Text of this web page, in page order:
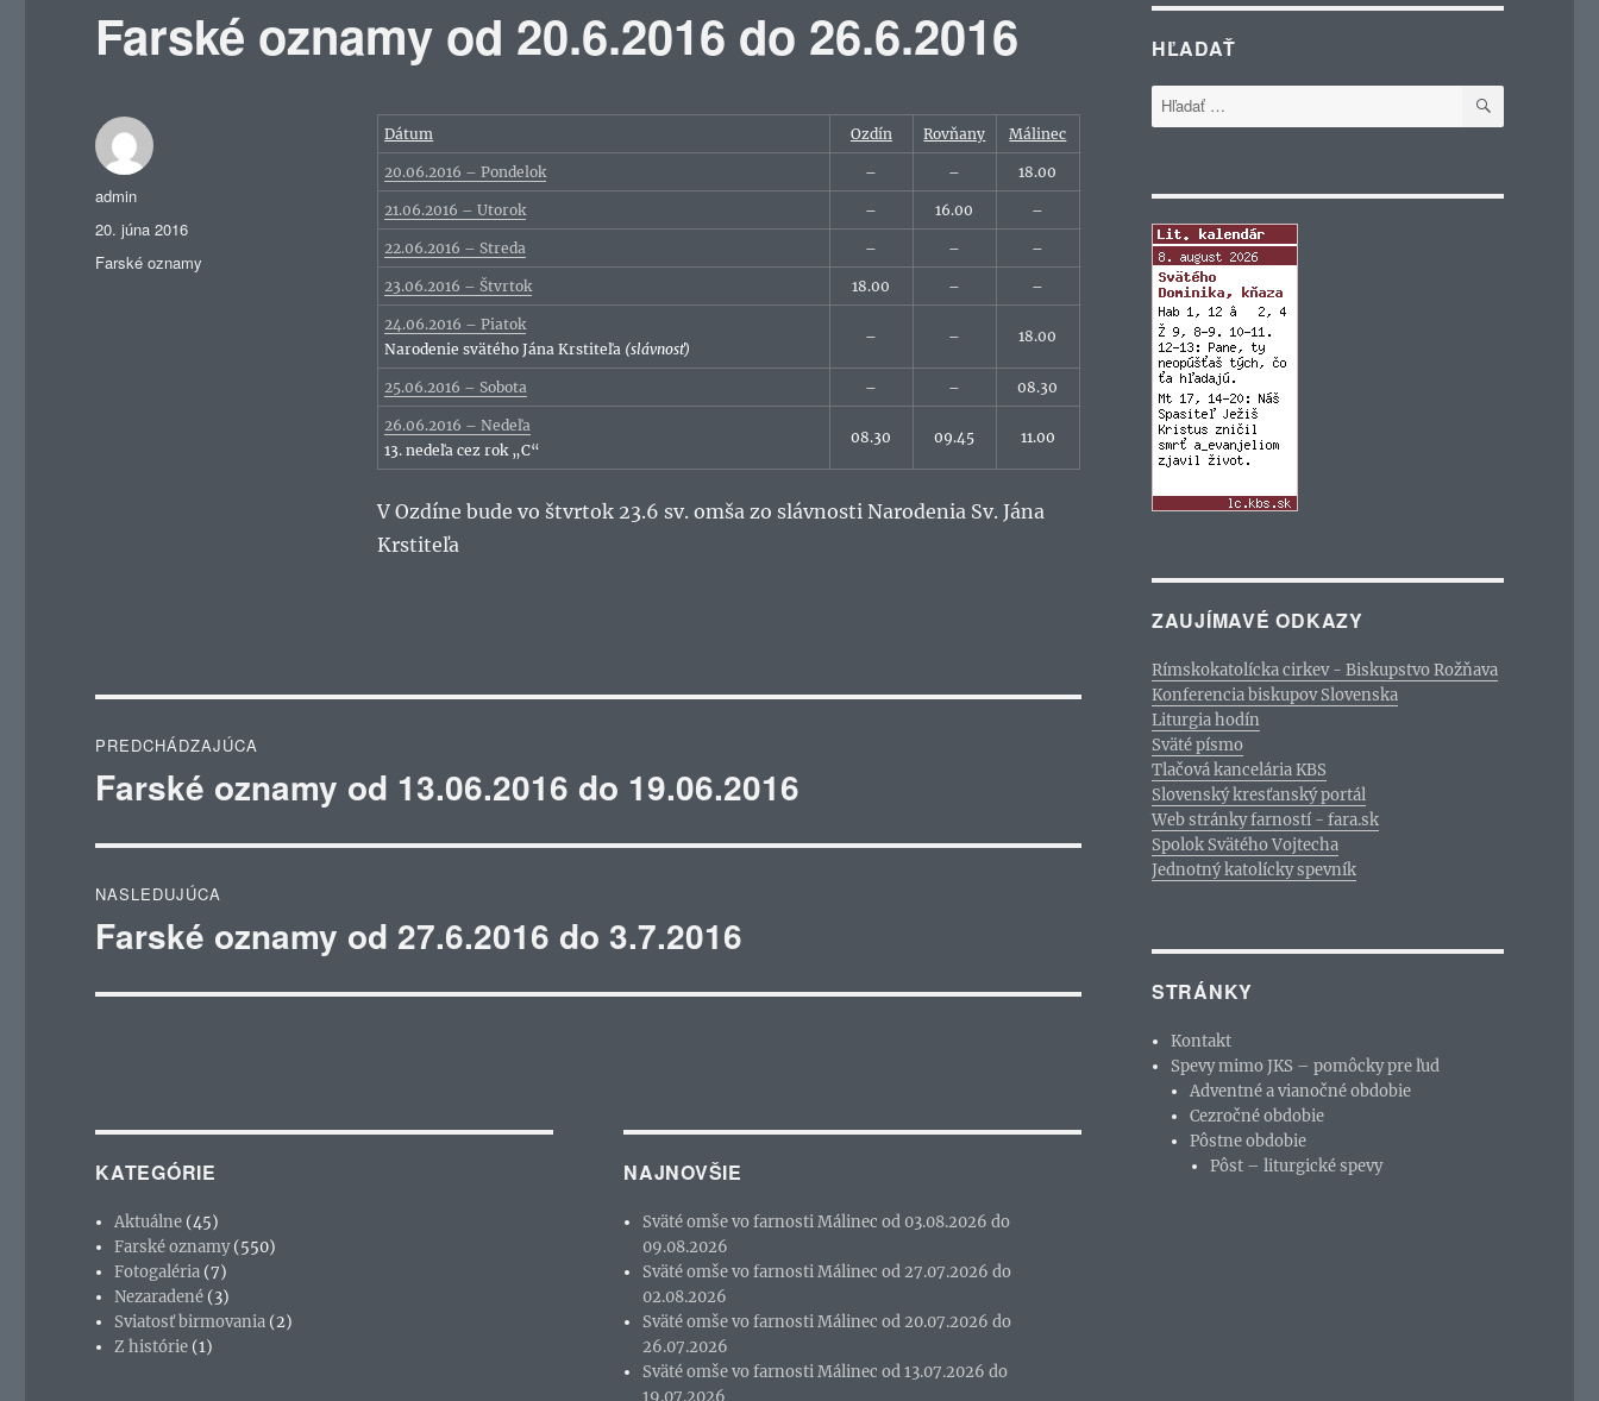
Farské oznamy od 20.6.2016 do 26.6.2016
Dátum Ozdín Rovňany Málinec
20.06.2016 – Pondelok – – 18.00
21.06.2016 – Utorok – 16.00 –
22.06.2016 – Streda – – –
23.06.2016 – Štvrtok 18.00 – –
24.06.2016 – Piatok
Narodenie svätého Jána Krstiteľa (slávnosť)
– – 18.00
25.06.2016 – Sobota – – 08.30
26.06.2016 – Nedeľa
13. nedeľa cez rok „C“
08.30 09.45 11.00
V Ozdíne bude vo štvrtok 23.6 sv. omša zo slávnosti Narodenia Sv. Jána
Krstiteľa
Autor
admin
Publikované
20. júna 2016
Kategórie
Farské oznamy
v
PREDCHÁDZAJÚCA
Predchádzajúci
Farské oznamy od 13.06.2016 do 19.06.2016
NASLEDUJÚCA
Ďalší
Farské oznamy od 27.6.2016 do 3.7.2016
KATEGÓRIE
Aktuálne (45)
Farské oznamy(550)
Fotogaléria (7)
Nezaradené (3)
Sviatosť birmovania (2)
Z histórie (1)
NAJNOVŠIE
Sväté omše vo farnosti Málinec od 03.08.2026 do
09.08.2026
Sväté omše vo farnosti Málinec od 27.07.2026 do
02.08.2026
Sväté omše vo farnosti Málinec od 20.07.2026 do
26.07.2026
Sväté omše vo farnosti Málinec od 13.07.2026 do
HĽADAŤ
Hľadať:
ZAUJÍMAVÉ ODKAZY
Rímskokatolícka cirkev - Biskupstvo Rožňava
Konferencia biskupov Slovenska
Liturgia hodín
Sväté písmo
Tlačová kancelária KBS
Slovenský kresťanský portál
Web stránky farností - fara.sk
Spolok Svätého Vojtecha
Jednotný katolícky spevník
STRÁNKY
Kontakt
Spevy mimo JKS – pomôcky pre ľud
Adventné a vianočné obdobie
Cezročné obdobie
Pôstne obdobie
Pôst – liturgické spevy